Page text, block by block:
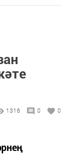
1316 0 0